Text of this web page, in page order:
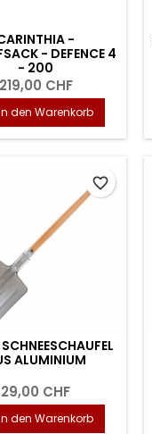
-
- DEFENCE 4
- 200
219,00 CHF
den Warenkorb
ALUMINIUM
29,00 CHF
den Warenkorb
favorite_border